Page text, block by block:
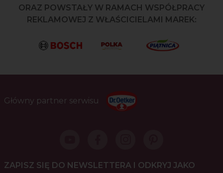
ORAZ POWSTAŁY W RAMACH WSPÓŁPRACY
REKLAMOWEJ Z WŁAŚCICIELAMI MAREK:
Główny partner serwisu
ZAPISZ SIĘ DO NEWSLETTERA I ODKRYJ JAKO